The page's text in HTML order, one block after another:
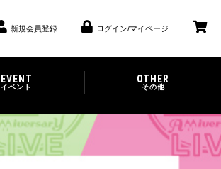
新規会員登録 ログイン/マイページ
EVENT
イベント
OTHER
その他